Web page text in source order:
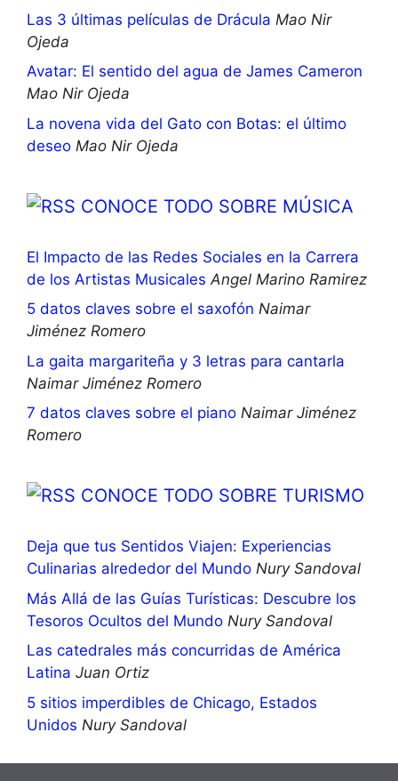
Las 3 últimas películas de Drácula Mao Nir
Ojeda
Avatar: El sentido del agua de James Cameron
Mao Nir Ojeda
La novena vida del Gato con Botas: el último
deseo Mao Nir Ojeda
CONOCE TODO SOBRE MÚSICA
El Impacto de las Redes Sociales en la Carrera
de los Artistas Musicales Angel Marino Ramirez
5 datos claves sobre el saxofón Naimar
Jiménez Romero
La gaita margariteña y 3 letras para cantarla
Naimar Jiménez Romero
7 datos claves sobre el piano Naimar Jiménez
Romero
CONOCE TODO SOBRE TURISMO
Deja que tus Sentidos Viajen: Experiencias
Culinarias alrededor del Mundo Nury Sandoval
Más Allá de las Guías Turísticas: Descubre los
Tesoros Ocultos del Mundo Nury Sandoval
Las catedrales más concurridas de América
Latina Juan Ortiz
5 sitios imperdibles de Chicago, Estados
Unidos Nury Sandoval